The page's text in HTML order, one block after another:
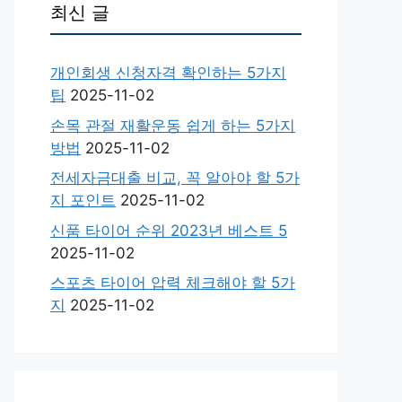
최신 글
개인회생 신청자격 확인하는 5가지
팁 2025-11-02
손목 관절 재활운동 쉽게 하는 5가지
방법 2025-11-02
전세자금대출 비교, 꼭 알아야 할 5가
지 포인트 2025-11-02
신품 타이어 순위 2023년 베스트 5
2025-11-02
스포츠 타이어 압력 체크해야 할 5가
지 2025-11-02